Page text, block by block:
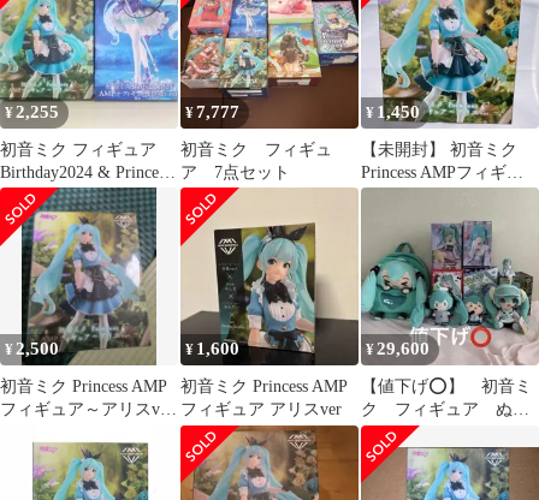
¥2,255
初音ミク フィギュア
Birthday2024 & Princess
アリス
¥7,777
初音ミク フィギュ
ア 7点セット
¥ 1,450
【未開封】 初音ミク
Princess AMPフィギュ
ア アリスver.
¥2,500
初音ミク Princess AMP
フィギュア～アリスver.
¥ 1,600
初音ミク Princess AMP
フィギュア アリスver
¥29,600
【値下げ⭕️】 初音ミ
ク フィギュア ぬい
ぐるみ まとめ売り
中国限定 リュック